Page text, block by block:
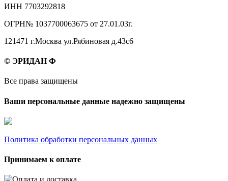
ИНН 7703292818
ОГРН№ 1037700063675 от 27.01.03г.
121471 г.Москва ул.Рябиновая д.43с6
© ЭРИДАН Ф
Все права защищены
Ваши персональные данные надежно защищены
Политика обработки персональных данных
Принимаем к оплате